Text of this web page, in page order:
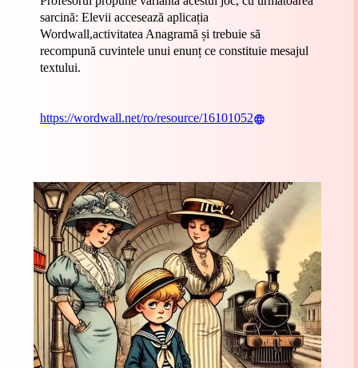
sarcină: Elevii accesează aplicația
Wordwall,activitatea Anagramă și trebuie să
recompună cuvintele unui enunț ce constituie mesajul
textului.
https://wordwall.net/ro/resource/16101052